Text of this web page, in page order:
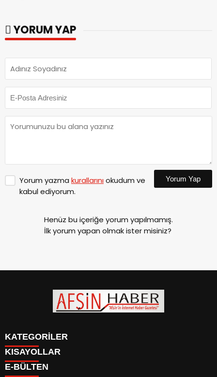
YORUM YAP
Yorum yazma kurallarınıokudum ve
kabul ediyorum.
Yorum Yap
Henüz bu içeriğe yorum yapılmamış.
İlk yorum yapan olmak ister misiniz?
KATEGORİLER
SİYASET
EĞİTİM
KISAYOLLAR
E-BÜLTEN